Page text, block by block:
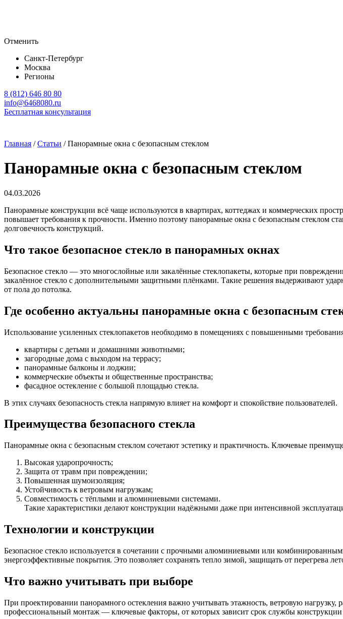
Отменить
Санкт-Петербург
Москва
Регионы
8 (812) 646 80 80
info@6468080.ru
Бесплатная консультация
Главная /Статьи /Панорамные окна с безопасным стеклом
Панорамные окна с безопасным стеклом
04.03.2026
Панорамные конструкции всё чаще используются в квартирах, коттеджах и коммерческих
повышает требования к прочности. Именно поэтому панорамные окна с безопасным стеклом
долговечность конструкций.
Что такое безопасное стекло в панорамных окнах
Безопасное стекло — это многослойные или закалённые стеклопакеты, которые при
закалённое стекло с дополнительными защитными плёнками. Такие решения выдерживают
от пола до потолка.
Где особенно актуальны панорамные окна с безопасным
Использование усиленных стеклопакетов необходимо в помещениях с повышенными
квартиры с детьми и домашними животными;
загородные дома с выходом на террасу;
панорамные балконы и лоджии;
коммерческие объекты и общественные пространства;
фасадное остекление с большой площадью стекла.
В этих случаях безопасность стекла напрямую влияет на комфорт и спокойствие пользователей.
Преимущества безопасного стекла
Панорамные окна с безопасным стеклом сочетают эстетику и практичность. Ключевые
Высокая ударопрочность;
Защита от травм при повреждении;
Повышенная шумоизоляция;
Устойчивость к ветровым нагрузкам;
Совместимость с тёплыми и алюминиевыми системами.
Такие характеристики делают конструкции надёжными даже при интенсивной
Технологии и конструкции
Безопасное стекло используется в сочетании с прочными алюминиевыми или
энергоэффективные покрытия. Это позволяет сохранять тепло зимой, защищать от перегрева
Что важно учитывать при выборе
При проектировании панорамного остекления важно учитывать этажность, ветровую
профессиональный монтаж — ключевые факторы, от которых зависит срок службы конструкции